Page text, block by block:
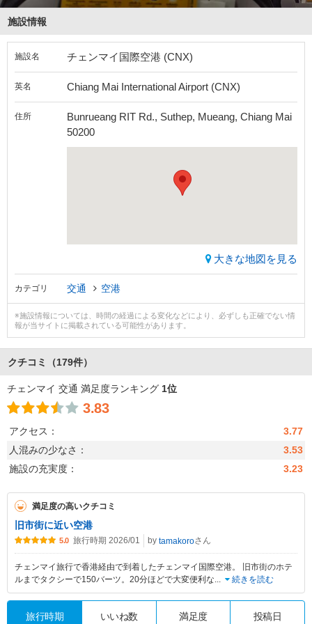
施設情報
施設名 チェンマイ国際空港 (CNX)
英名 Chiang Mai International Airport (CNX)
住所
Bunrueang RIT Rd., Suthep, Mueang, Chiang Mai
50200
大きな地図を見る
カテゴリ 交通 空港
※施設情報については、時間の経過による変化などにより、必ずしも正確でない情
報が当サイトに掲載されている可能性があります。
クチコミ （179件）
チェンマイ 交通 満足度ランキング 1位
3.83
アクセス：
3.77
人混みの少なさ：
3.53
施設の充実度：
3.23
満足度の高いクチコミ
旧市街に近い空港
5.0 旅行時期 2026/01 by tamakoroさん
チェンマイ旅行で香港経由で到着したチェンマイ国際空港。 旧市街のホテ
ルまでタクシーで150バーツ。20分ほどで大変便利な... 続きを読む
旅行時期 いいね数 満足度 投稿日